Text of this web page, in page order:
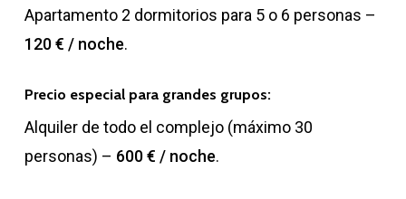
Apartamento 2 dormitorios para 5 o 6 personas –
120 € / noche.
Precio especial para grandes grupos:
Alquiler de todo el complejo (máximo 30
personas) – 600 € / noche.